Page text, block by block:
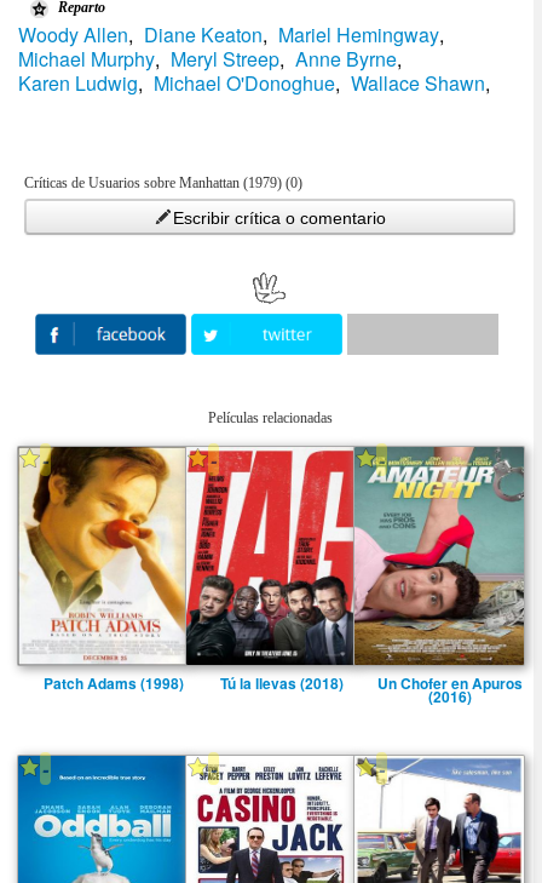
Reparto
Woody Allen, Diane Keaton, Mariel Hemingway,
Michael Murphy, Meryl Streep, Anne Byrne,
Karen Ludwig, Michael O'Donoghue, Wallace Shawn,
Críticas de Usuarios sobre Manhattan (1979) (0)
Escribir crítica o comentario
Películas relacionadas
-
Patch Adams (1998)
-
Tú la llevas (2018)
-
Un Chofer en Apuros
(2016)
- - -